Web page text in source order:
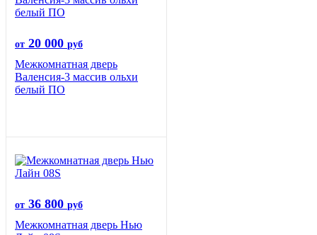
от 20 000 руб
Межкомнатная дверь
Валенсия-3 массив ольхи
белый ПО
от 36 800 руб
Межкомнатная дверь Нью